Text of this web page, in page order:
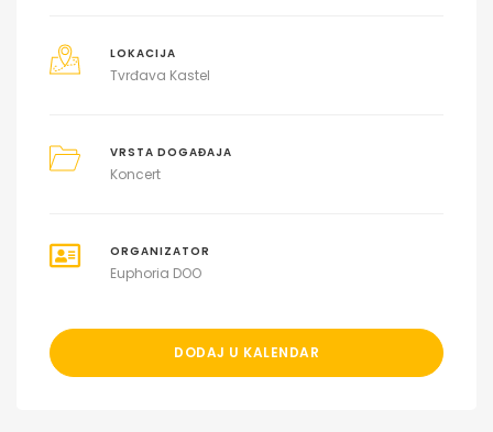
LOKACIJA
Tvrđava Kastel
VRSTA DOGAĐAJA
Koncert
ORGANIZATOR
Euphoria DOO
DODAJ U KALENDAR